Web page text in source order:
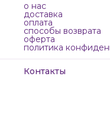
о нас
доставка
оплата
способы возврата
оферта
политика
Контакты